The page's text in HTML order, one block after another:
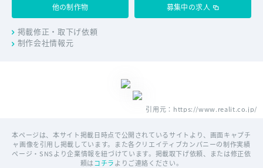
他の制作物 募集中の求人
掲載修正・取下げ依頼
制作会社情報元
引用元：https://www.realit.co.jp/
本ページは、本サイト掲載日時点で公開されているサイトより、画面キャプチ
ャ画像を引用し掲載しています。また各クリエイティブカンパニーの制作実績
ページ・SNSより企業情報を紐づけています。掲載取下げ依頼、または修正依
頼はコチラよりご連絡ください。